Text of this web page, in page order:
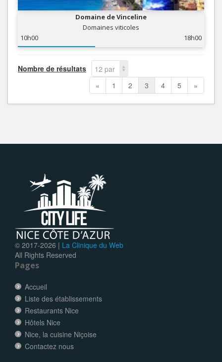
Domaine de Vinceline
Domaines viticoles
10h00
18h00
Nombre de résultats
12 par
page
« 1 2 3 4 5 »
© 2017-2026 | La Clinique du Web
All Rights Reserved
Pages
Accueil
Liste des établissements
Restaurants Nice
Hôtels Nice
Nice, la cuisine Niçoise
Contactez nous